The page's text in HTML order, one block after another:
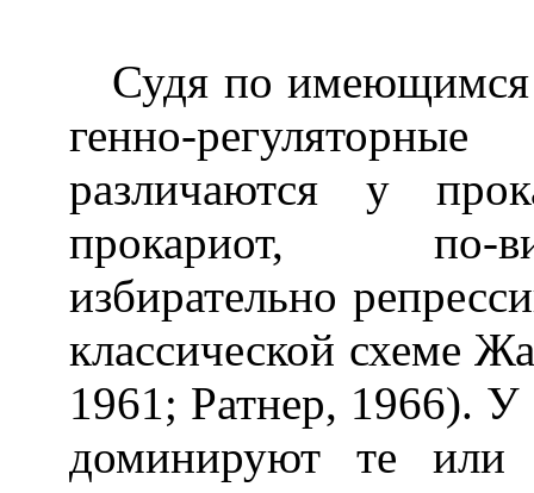
Судя по имеющимся
генно-
различаются у
прокариот, по-
избирательно
классической схеме
1961; Ратнер, 1966). У
доминируют те или